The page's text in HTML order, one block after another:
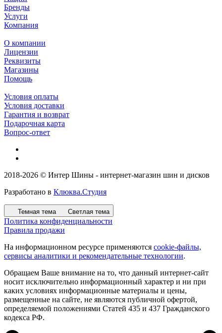
Бренды
Услуги
Компания
О компании
Лицензии
Реквизиты
Магазины
Помощь
Условия оплаты
Условия доставки
Гарантия и возврат
Подарочная карта
Вопрос-ответ
2018-2026 © Интер Шины - интернет-магазин шин и дисков
Разработано в Клюква.Студия
Темная тема Светлая тема
Политика конфиденциальности
Правила продажи
На информационном ресурсе применяются cookie-файлы,
сервисы аналитики и рекомендательные технологии.
Обращаем Ваше внимание на то, что данный интернет-сайт
носит исключительно информационный характер и ни при
каких условиях информационные материалы и цены,
размещенные на сайте, не являются публичной офертой,
определяемой положениями Статей 435 и 437 Гражданского
кодекса РФ.